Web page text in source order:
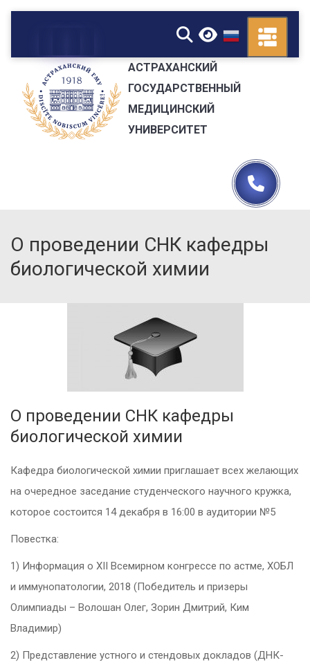
▼
АСТРАХАНСКИЙ
ГОСУДАРСТВЕННЫЙ
МЕДИЦИНСКИЙ
УНИВЕРСИТЕТ
О проведении СНК кафедры
биологической химии
О проведении СНК кафедры
биологической химии
Кафедра биологической химии приглашает всех желающих
на очередное заседание студенческого научного кружка,
которое состоится 14 декабря в 16:00 в аудитории №5
Повестка:
1) Информация о XII Всемирном конгрессе по астме, ХОБЛ
и иммунопатологии, 2018 (Победитель и призеры
Олимпиады – Волошан Олег, Зорин Дмитрий, Ким
Владимир)
2) Представление устного и стендовых докладов (ДНК-